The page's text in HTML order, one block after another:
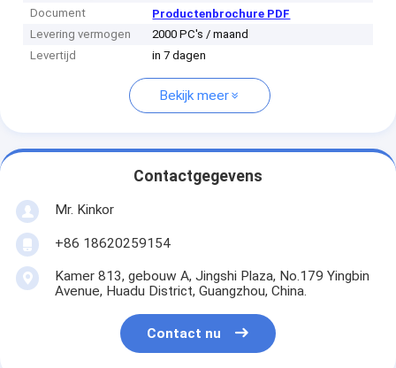
Document
Productenbrochure PDF
Levering vermogen
2000 PC's / maand
Levertijd
in 7 dagen
Bekijk meer
Contactgegevens
Mr. Kinkor
+86 18620259154
Kamer 813, gebouw A, Jingshi Plaza, No.179 Yingbin
Avenue, Huadu District, Guangzhou, China.
Contact nu